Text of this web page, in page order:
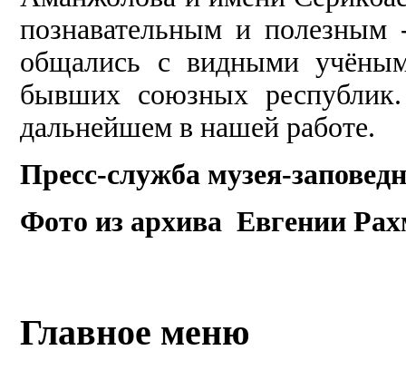
познавательным и
общались с видными
бывших союзных
дальнейшем в нашей работе.
Пресс-служба музея-
Фото из архива Евгении
Главное меню